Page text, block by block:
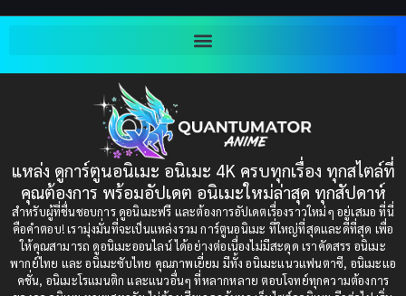
Bondage (ทาส)(1)
(1)
Censored (เซ็นเซอร์)(19)
Comedy (ตลก)(85)
Comedy (ตลก)(235)
1997
1993
1991
1989
1988
1987
1985
1984
1983
1982
1981
แหล่ง ดูการ์ตูนอนิเมะ อนิเมะ 4K ครบทุกเรื่อง ทุกสไตล์ที่
คุณต้องการ พร้อมอัปเดต อนิเมะใหม่ล่าสุด ทุกสัปดาห์
สำหรับผู้ที่ชื่นชอบการ ดูอนิเมะฟรี และต้องการอัปเดตเรื่องราวใหม่ๆ อยู่เสมอ ที่นี่
คือคำตอบ! เรามุ่งมั่นที่จะเป็นแหล่งรวม การ์ตูนอนิเมะ ที่ใหญ่ที่สุดและดีที่สุด เพื่อ
ให้คุณสามารถ ดูอนิเมะออนไลน์ ได้อย่างต่อเนื่องไม่มีสะดุด เราคัดสรร อนิเมะ
พากย์ไทย และ อนิเมะซับไทย คุณภาพเยี่ยม มีทั้ง อนิเมะแนวแฟนตาซี, อนิเมะแอ
คชั่น, อนิเมะโรแมนติก และแนวอื่นๆ ที่หลากหลาย ตอบโจทย์ทุกความต้องการ